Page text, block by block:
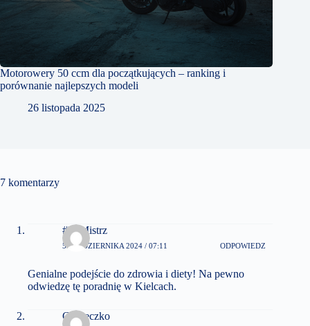
Motorowery 50 ccm dla początkujących – ranking i
porównanie najlepszych modeli
26 listopada 2025
7 komentarzy
#FitMistrz
5 PAŹDZIERNIKA 2024 / 07:11 ODPOWIEDZ
Genialne podejście do zdrowia i diety! Na pewno
odwiedzę tę poradnię w Kielcach.
Ciasteczko